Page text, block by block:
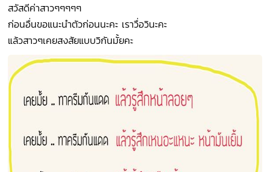
สวัสดีค่าสาวๆๆๆๆๆ
ก่อนอื่นขอแนะนำตัวก่อนนะคะ เราวื่อวินะคะ
แล้วสาวๆเคยสงสัยแบบวิกันมั้ยคะ